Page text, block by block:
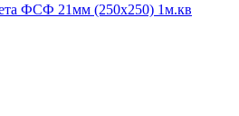
ФСФ 21мм (250х250) 1м.кв